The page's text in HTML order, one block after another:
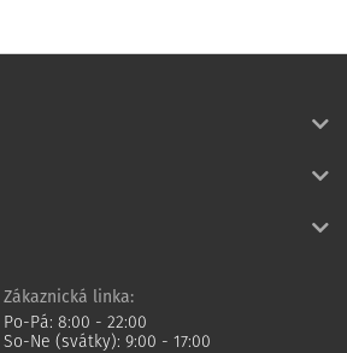
Zákaznická linka:
Po-Pá: 8:00 - 22:00
So-Ne (svátky): 9:00 - 17:00